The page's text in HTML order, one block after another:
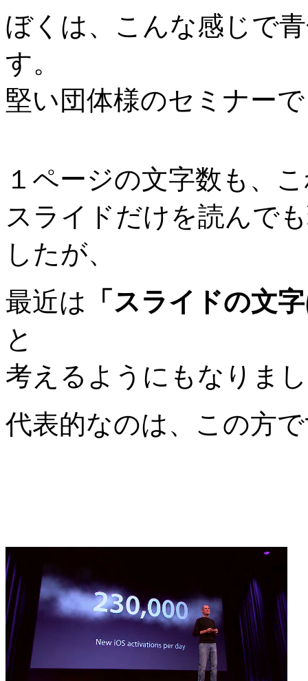
ぼくは、こんな感じで
す。
堅い団体様のセミナー
１ページの文字数も、
スライドだけを読んで
したが、
最近は 「スライドの文
と
考えるようにもなりま
代表的なのは、この方